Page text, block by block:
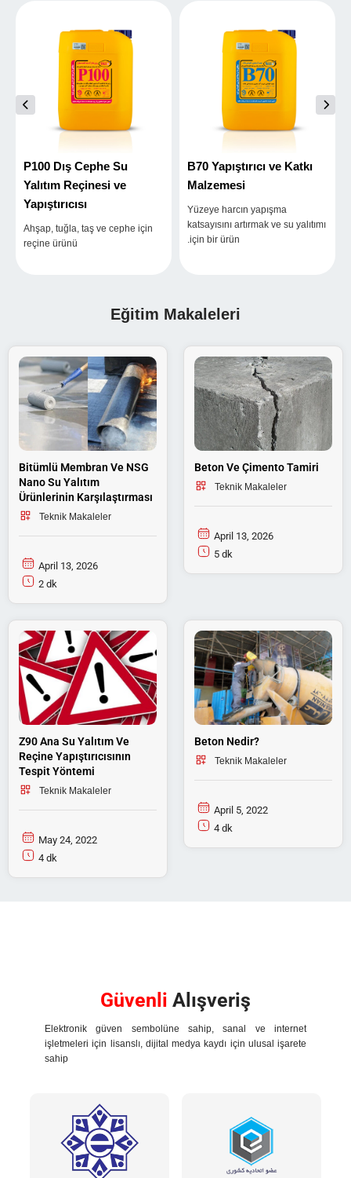
B70 Yapıştırıcı ve Katkı
Malzemesi
Yüzeye harcın yapışma
katsayısını artırmak ve su yalıtımı
için bir ürün.
P100 Dış Cephe Su
Yalıtım Reçinesi ve
Yapıştırıcısı
Ahşap, tuğla, taş ve cephe için
reçine ürünü
Eğitim Makaleleri
Bitümlü Membran Ve NSG
Nano Su Yalıtım
Ürünlerinin Karşılaştırması
Teknik Makaleler
April 13, 2026
2 dk
Beton Ve Çimento Tamiri
Teknik Makaleler
April 13, 2026
5 dk
Z90 Ana Su Yalıtım Ve
Reçine Yapıştırıcısının
Tespit Yöntemi
Teknik Makaleler
May 24, 2022
4 dk
Beton Nedir?
Teknik Makaleler
April 5, 2022
4 dk
Güvenli Alışveriş
Elektronik güven sembolüne sahip, sanal ve internet
işletmeleri için lisanslı, dijital medya kaydı için ulusal işarete
sahip